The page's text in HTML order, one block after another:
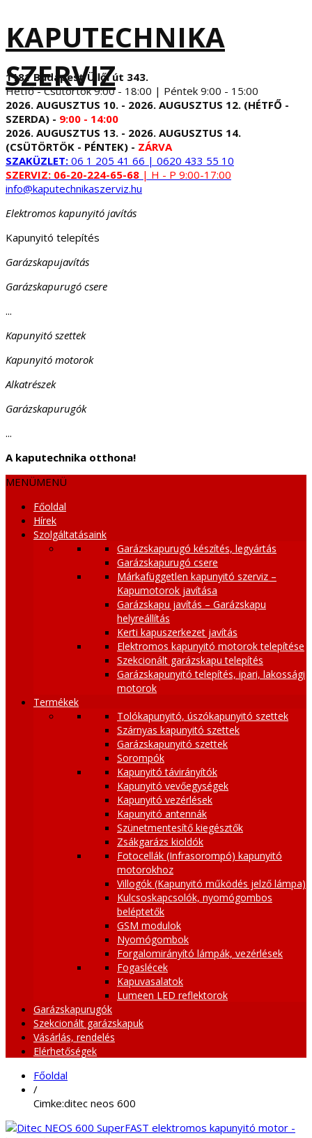
KAPUTECHNIKA
SZERVIZ
1181 Budapest Üllői út 343.
Hétfő - Csütörtök 9:00 - 18:00 | Péntek 9:00 - 15:00
2026. AUGUSZTUS 10. - 2026. AUGUSZTUS 12. (HÉTFŐ -
SZERDA) - 9:00 - 14:00
2026. AUGUSZTUS 13. - 2026. AUGUSZTUS 14.
(CSÜTÖRTÖK - PÉNTEK) - ZÁRVA
SZAKÜZLET: 06 1 205 41 66 | 0620 433 55 10
SZERVIZ: 06-20-224-65-68 | H - P 9:00-17:00
info@kaputechnikaszerviz.hu
Elektromos kapunyitó javítás
Kapunyitó telepítés
Garázskapujavítás
Garázskapurugó csere
...
Kapunyitó szettek
Kapunyitó motorok
Alkatrészek
Garázskapurugók
...
A kaputechnika otthona!
MENÜMENÜ
Főoldal
Hírek
Szolgáltatásaink
Garázskapurugó készítés, legyártás
Garázskapurugó csere
Márkafüggetlen kapunyitó szerviz –
Kapumotorok javítása
Garázskapu javítás – Garázskapu
helyreállítás
Kerti kapuszerkezet javítás
Elektromos kapunyitó motorok telepítése
Szekcionált garázskapu telepítés
Garázskapunyitó telepítés, ipari, lakossági
motorok
Termékek
Tolókapunyitó, úszókapunyitó szettek
Szárnyas kapunyitó szettek
Garázskapunyitó szettek
Sorompók
Kapunyitó távirányítók
Kapunyitó vevőegységek
Kapunyitó vezérlések
Kapunyitó antennák
Szünetmentesítő kiegésztők
Zsákgarázs kioldók
Fotocellák (Infrasorompó) kapunyitó
motorokhoz
Villogók (Kapunyitó működés jelző lámpa)
Kulcsoskapcsolók, nyomógombos
beléptetők
GSM modulok
Nyomógombok
Forgalomirányító lámpák, vezérlések
Fogaslécek
Kapuvasalatok
Lumeen LED reflektorok
Garázskapurugók
Szekcionált garázskapuk
Vásárlás, rendelés
Elérhetőségek
Főoldal
/
Cimke:ditec neos 600